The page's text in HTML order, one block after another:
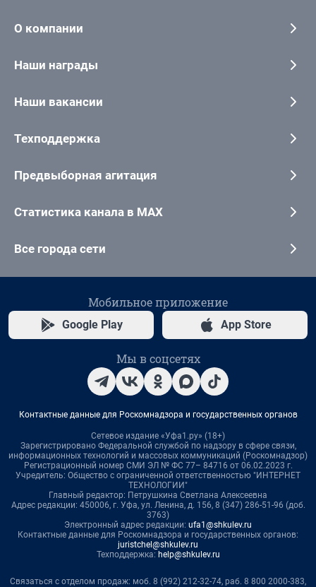
О компании
Наши награды
Наши вакансии
Техподдержка
Предвыборная агитация
Статистика канала в MAX
Все города сети
Мобильное приложение
Google Play App Store
Мы в соцсетях
Контактные данные для Роскомнадзора и государственных органов
Сетевое издание «Уфа1.ру» (18+)
Зарегистрировано Федеральной службой по надзору в сфере связи,
информационных технологий и массовых коммуникаций (Роскомнадзор)
Регистрационный номер СМИ ЭЛ № ФС 77– 84716 от 06.02.2023 г.
Учредитель: Общество с ограниченной ответственностью "ИНТЕРНЕТ
ТЕХНОЛОГИИ"
Главный редактор: Петрушкина Светлана Алексеевна
Адрес редакции: 450006, г. Уфа, ул. Ленина, д. 156, 8 (347) 286-51-96 (доб.
3763)
Электронный адрес редакции: ufa1@shkulev.ru
Контактные данные для Роскомнадзора и государственных органов:
juristchel@shkulev.ru
Техподдержка: help@shkulev.ru
Связаться с отделом продаж: моб. 8 (992) 212-32-74, раб. 8 800 2000-383,